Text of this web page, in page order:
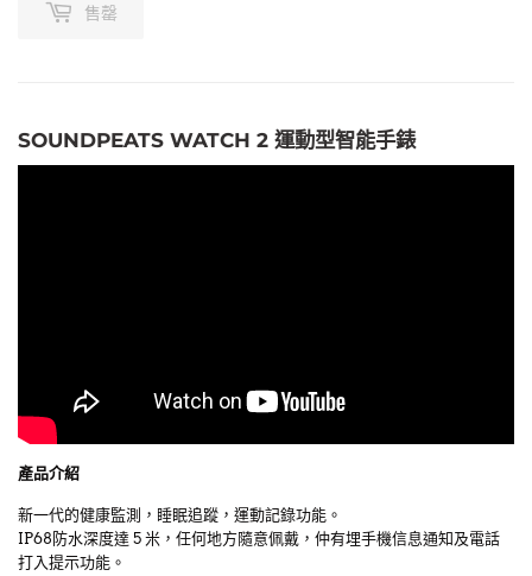
售罄
SOUNDPEATS WATCH 2 運動型智能手錶
產品介紹
新一代的健康監測，睡眠追蹤，運動記錄功能。
IP68防水深度達 5 米，任何地方隨意佩戴，仲有埋手機信息通知及電話
打入提示功能。